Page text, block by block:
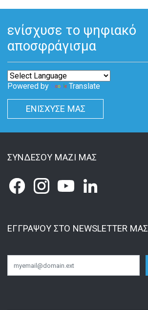
ενίσχυσε το ψηφιακό
αποσφράγισμα
Powered by Translate
ΕΝΙΣΧΥΣΕ ΜΑΣ
ΣΥΝΔΕΣΟΥ ΜΑΖΙ ΜΑΣ
ΕΓΓΡΑΨΟΥ ΣΤΟ NEWSLETTER ΜΑΣ
Email